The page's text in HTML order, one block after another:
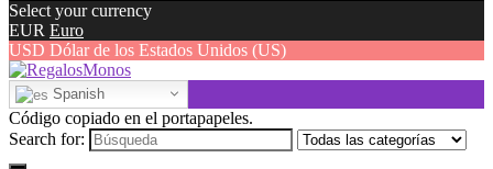
Select your currency
EUR Euro
USD Dólar de los Estados Unidos (US)
Spanish
Código copiado en el portapapeles.
Search for: